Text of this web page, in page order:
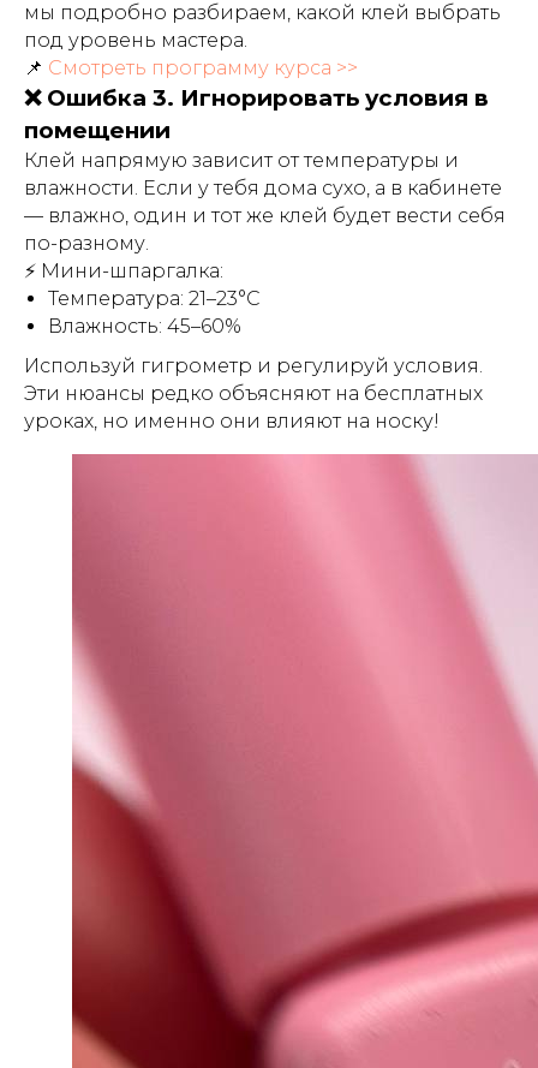
мы подробно разбираем, какой клей выбрать
под уровень мастера.
📌 Смотреть программу курса >>
❌ Ошибка 3. Игнорировать условия в
помещении
Клей напрямую зависит от температуры и
влажности. Если у тебя дома сухо, а в кабинете
— влажно, один и тот же клей будет вести себя
по-разному.
⚡ Мини-шпаргалка:
Температура: 21–23°С
Влажность: 45–60%
Используй гигрометр и регулируй условия.
Эти нюансы редко объясняют на бесплатных
уроках, но именно они влияют на носку!